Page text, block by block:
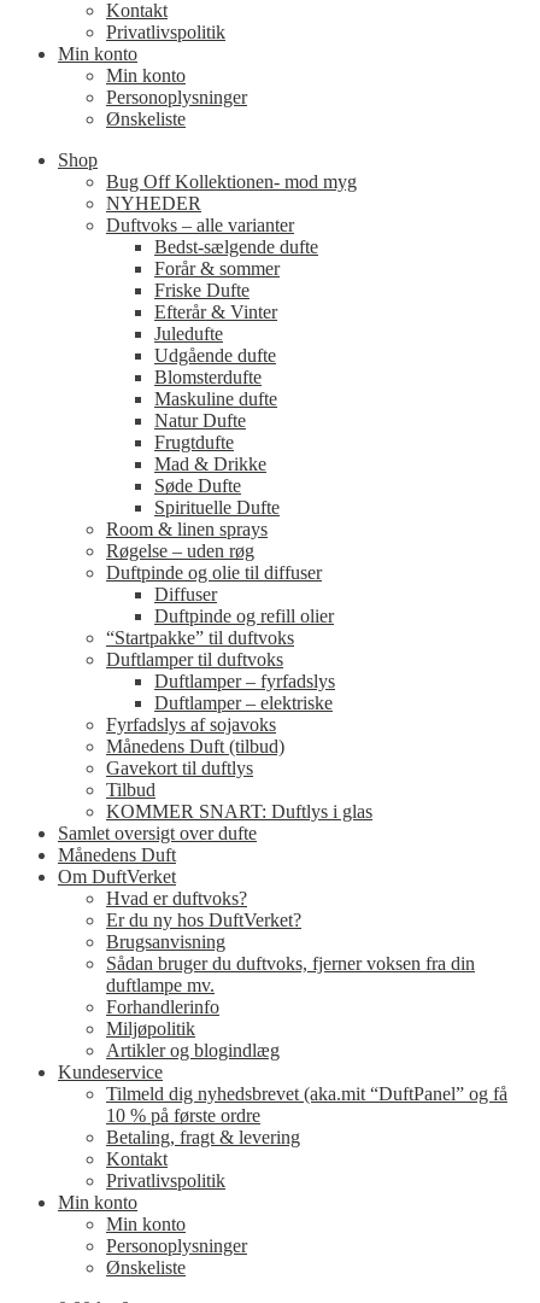
Kontakt
Privatlivspolitik
Min konto
Min konto
Personoplysninger
Ønskeliste
Shop
Bug Off Kollektionen- mod myg
NYHEDER
Duftvoks – alle varianter
Bedst-sælgende dufte
Forår & sommer
Friske Dufte
Efterår & Vinter
Juledufte
Udgående dufte
Blomsterdufte
Maskuline dufte
Natur Dufte
Frugtdufte
Mad & Drikke
Søde Dufte
Spirituelle Dufte
Room & linen sprays
Røgelse – uden røg
Duftpinde og olie til diffuser
Diffuser
Duftpinde og refill olier
“Startpakke” til duftvoks
Duftlamper til duftvoks
Duftlamper – fyrfadslys
Duftlamper – elektriske
Fyrfadslys af sojavoks
Månedens Duft (tilbud)
Gavekort til duftlys
Tilbud
KOMMER SNART: Duftlys i glas
Samlet oversigt over dufte
Månedens Duft
Om DuftVerket
Hvad er duftvoks?
Er du ny hos DuftVerket?
Brugsanvisning
Sådan bruger du duftvoks, fjerner voksen fra din
duftlampe mv.
Forhandlerinfo
Miljøpolitik
Artikler og blogindlæg
Kundeservice
Tilmeld dig nyhedsbrevet (aka.mit “DuftPanel” og få
10 % på første ordre
Betaling, fragt & levering
Kontakt
Privatlivspolitik
Min konto
Min konto
Personoplysninger
Ønskeliste